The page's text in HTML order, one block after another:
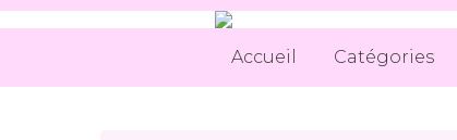
Accueil Catégories